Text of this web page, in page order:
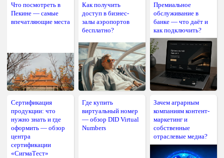
Что посмотреть в
Пекине — самые
впечатляющие места
Как получить
доступ в бизнес-
залы аэропортов
бесплатно?
Премиальное
обслуживание в
банке — что даёт и
как подключить?
Сертификация
продукции: что
нужно знать и где
оформить — обзор
центра
сертификации
«СигмаТест»
Где купить
виртуальный номер
— обзор DID Virtual
Numbers
Зачем аграрным
компаниям контент-
маркетинг и
собственные
отраслевые медиа?